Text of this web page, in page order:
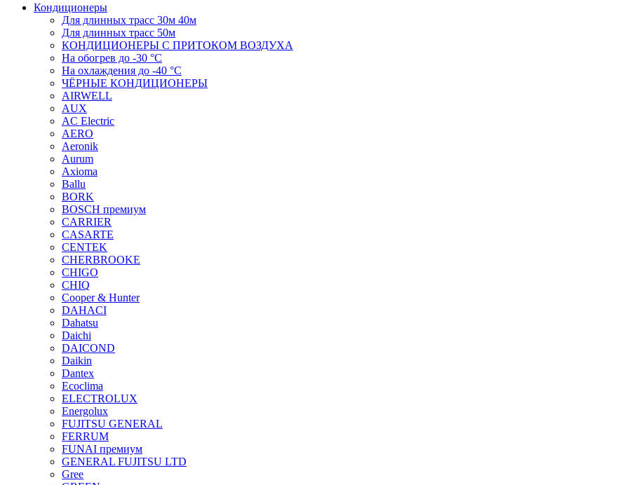
Кондиционеры
Для длинных трасс 30м 40м
Для длинных трасс 50м
КОНДИЦИОНЕРЫ С ПРИТОКОМ ВОЗДУХА
На обогрев до -30 °С
На охлаждения до -40 °С
ЧЁРНЫЕ КОНДИЦИОНЕРЫ
AIRWELL
AUX
AC Electric
AERO
Aeronik
Aurum
Axioma
Ballu
BORK
BOSCH премиум
CARRIER
CASARTE
CENTEK
CHERBROOKE
CHIGO
CHIQ
Cooper & Hunter
DAHACI
Dahatsu
Daichi
DAICOND
Daikin
Dantex
Ecoclima
ELECTROLUX
Energolux
FUJITSU GENERAL
FERRUM
FUNAI премиум
GENERAL FUJITSU LTD
Gree